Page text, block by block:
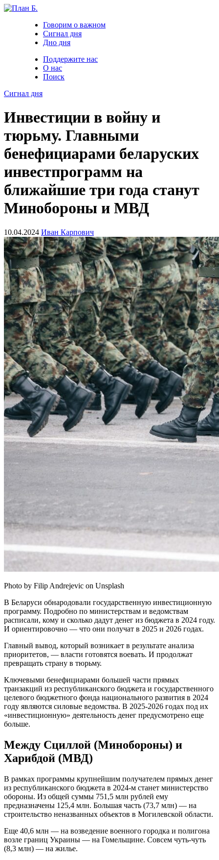
Говорим о важном
Сигнал дня
Дно дня
Поддержите нас
О нас
Поиск
Сигнал дня
Инвестиции в войну и
тюрьму. Главными
бенефициарами беларуских
инвестпрограмм на
ближайшие три года станут
Минобороны и МВД
10.04.2024 Иван Карпович
Photo by Filip Andrejevic on Unsplash
В Беларуси обнародовали государственную инвестиционную
программу. Подробно по министерствам и ведомствам
расписали, кому и сколько дадут денег из бюджета в 2024 году.
И ориентировочно — что они получат в 2025 и 2026 годах.
Главный вывод, который возникает в результате анализа
приоритетов, — власти готовятся воевать. И продолжат
превращать страну в тюрьму.
Ключевыми бенефициарами большей части прямых
транзакций из республиканского бюджета и государственного
целевого бюджетного фонда национального развития в 2024
году являются силовые ведомства. В 2025-2026 годах под их
«инвестиционную» деятельность денег предусмотрено еще
больше.
Между Сциллой (Минобороны) и
Харибдой (МВД)
В рамках программы крупнейшим получателем прямых денег
из республиканского бюджета в 2024-м станет министерство
обороны. Из общей суммы 751,5 млн рублей ему
предназначены 125,4 млн. Большая часть (73,7 млн) — на
строительство неназванных объектов в Могилевской области.
Еще 40,6 млн — на возведение военного городка и полигона
возле границ Украины — на Гомельщине. Совсем чуть-чуть
(8,3 млн) — на жилье.